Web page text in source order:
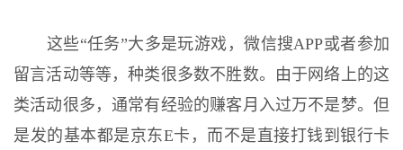
这些“任务”大多是玩游戏，微信搜APP或者参加
留言活动等等，种类很多数不胜数。由于网络上的这
类活动很多，通常有经验的赚客月入过万不是梦。但
是发的基本都是京东E卡，而不是直接打钱到银行卡